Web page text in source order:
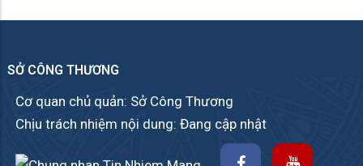
SỞ CÔNG THƯƠNG
Cơ quan chủ quản: Sở Công Thương
Chịu trách nhiệm nội dung: Đang cập nhật